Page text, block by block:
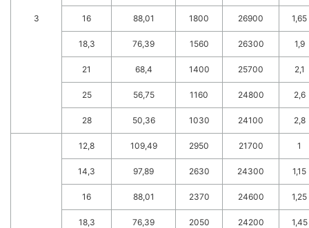
3 16 88,01 1800 26900 1,65
18,3 76,39 1560 26300 1,9
21 68,4 1400 25700 2,1
25 56,75 1160 24800 2,6
28 50,36 1030 24100 2,8
12,8 109,49 2950 21700 1
14,3 97,89 2630 24300 1,15
16 88,01 2370 24600 1,25
18,3 76,39 2050 24200 1,45